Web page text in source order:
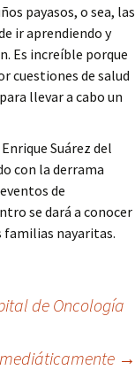
payasos, o sea, las
ir aprendiendo y
Es increíble porque
cuestiones de salud
llevar a cabo un
Suárez del
con la derrama
de
se dará a conocer
familias nayaritas.
de Oncología
→